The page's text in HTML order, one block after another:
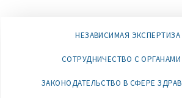
НЕЗАВИСИМАЯ
СОТРУДНИЧЕСТВО С ОРГАНАМИ
ЗАКОНОДАТЕЛЬСТВО В СФЕРЕ